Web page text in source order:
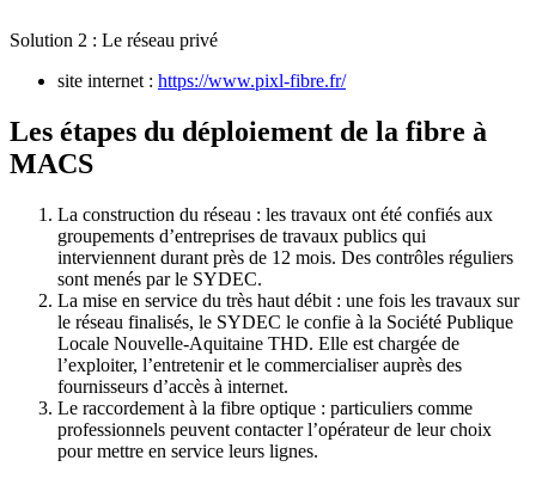
Solution 2 : Le réseau privé
site internet : https://www.pixl-fibre.fr/
Les étapes du déploiement de la fibre à
MACS
La construction du réseau : les travaux ont été confiés aux
groupements d’entreprises de travaux publics qui
interviennent durant près de 12 mois. Des contrôles réguliers
sont menés par le SYDEC.
La mise en service du très haut débit : une fois les travaux sur
le réseau finalisés, le SYDEC le confie à la Société Publique
Locale Nouvelle-Aquitaine THD. Elle est chargée de
l’exploiter, l’entretenir et le commercialiser auprès des
fournisseurs d’accès à internet.
Le raccordement à la fibre optique : particuliers comme
professionnels peuvent contacter l’opérateur de leur choix
pour mettre en service leurs lignes.